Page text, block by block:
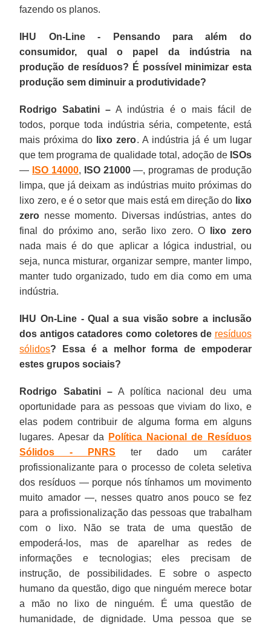
fazendo os planos.
IHU On-Line - Pensando para além do
consumidor, qual o papel da indústria na
produção de resíduos? É possível minimizar esta
produção sem diminuir a produtividade?
Rodrigo Sabatini – A indústria é o mais fácil de
todos, porque toda indústria séria, competente, está
mais próxima do
lixo zero. A indústria já é um lugar
que tem programa de qualidade total, adoção de ISOs
— ISO 14000, ISO 21000—, programas de produção
limpa, que já deixam as indústrias muito próximas do
lixo zero, e é o setor que mais está em direção do lixo
zero nesse momento. Diversas indústrias, antes do
final do próximo ano, serão lixo zero. O
lixo zero
nada mais é do que aplicar a lógica industrial, ou
seja, nunca misturar, organizar sempre, manter limpo,
manter tudo organizado, tudo em dia como em uma
indústria.
IHU On-Line - Qual a sua visão sobre a inclusão
dos antigos catadores como coletores de resíduos
sólidos? Essa é a melhor forma de empoderar
estes grupos sociais?
Rodrigo Sabatini –A política nacional deu uma
oportunidade para as pessoas que viviam do lixo, e
elas podem contribuir de alguma forma em alguns
lugares. Apesar da
Política Nacional de Resíduos
Sólidos - PNRS ter dado um caráter
profissionalizante para o processo de coleta seletiva
dos resíduos — porque nós tínhamos um movimento
muito amador —, nesses quatro anos pouco se fez
para a profissionalização das pessoas que trabalham
com o lixo. Não se trata de uma questão de
empoderá-los, mas de aparelhar as redes de
informações e tecnologias; eles precisam de
instrução, de possibilidades. E sobre o aspecto
humano da questão, digo que ninguém merece botar
a mão no lixo de ninguém. É uma questão de
humanidade, de dignidade. Uma pessoa que se